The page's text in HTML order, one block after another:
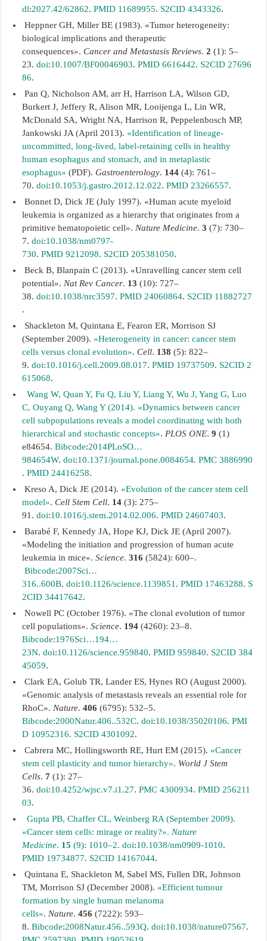
dl:2027.42/62862.PMID 11689955. S2CID 4343326.
Heppner GH, Miller BE (1983). «Tumor heterogeneity:
biological implications and therapeutic
consequences».Cancer and Metastasis Reviews.2 (1): 5–
23.doi:10.1007/BF00046903.PMID 6616442. S2CID 27696
86.
Pan Q, Nicholson AM, arr H, Harrison LA, Wilson GD,
Burkert J, Jeffery R, Alison MR, Looijenga L, Lin WR,
McDonald SA, Wright NA, Harrison R, Peppelenbosch MP,
Jankowski JA (April 2013). «Identification of lineage-
uncommitted, long-lived, label-retaining cells in healthy
human esophagus and stomach, and in metaplastic
esophagus» (PDF).Gastroenterology. 144 (4): 761–
70.doi:10.1053/j.gastro.2012.12.022.PMID 23266557.
Bonnet D, Dick JE (July 1997). «Human acute myeloid
leukemia is organized as a hierarchy that originates from a
primitive hematopoietic cell». Nature Medicine.3 (7): 730–
7.doi:10.1038/nm0797-
730.PMID 9212098. S2CID 205381050.
Beck B, Blanpain C (2013). «Unravelling cancer stem cell
potential». Nat Rev Cancer. 13 (10): 727–
38.doi:10.1038/nrc3597.PMID 24060864. S2CID 11882727
.
Shackleton M, Quintana E, Fearon ER, Morrison SJ
(September 2009). «Heterogeneity in cancer: cancer stem
cells versus clonal evolution».Cell. 138 (5): 822–
9.doi:10.1016/j.cell.2009.08.017.PMID 19737509. S2CID 2
615068.
Wang W, Quan Y, Fu Q, Liu Y, Liang Y, Wu J, Yang G, Luo
C, Ouyang Q, Wang Y (2014). «Dynamics between cancer
cell subpopulations reveals a model coordinating with both
hierarchical and stochastic concepts». PLOS ONE.9 (1)
e84654.Bibcode:2014PLoSO…
984654W.doi:10.1371/journal.pone.0084654.PMC 3886990
.PMID 24416258.
Kreso A, Dick JE (2014). «Evolution of the cancer stem cell
model».Cell Stem Cell. 14 (3): 275–
91.doi:10.1016/j.stem.2014.02.006.PMID 24607403.
Barabé F, Kennedy JA, Hope KJ, Dick JE (April 2007).
«Modeling the initiation and progression of human acute
leukemia in mice».Science.316 (5824): 600–.
Bibcode:2007Sci…
316..600B.doi:10.1126/science.1139851 .PMID 17463288. S
2CID 34417642.
Nowell PC (October 1976). «The clonal evolution of tumor
cell populations».Science. 194 (4260): 23–8.
Bibcode:1976Sci…194…
23N.doi:10.1126/science.959840.PMID 959840. S2CID 384
45059.
Clark EA, Golub TR, Lander ES, Hynes RO (August 2000).
«Genomic analysis of metastasis reveals an essential role for
RhoC». Nature.406 (6795): 532–5.
Bibcode:2000Natur.406..532C.doi:10.1038/35020106.PMI
D 10952316. S2CID 4301092.
Cabrera MC, Hollingsworth RE, Hurt EM (2015). «Cancer
stem cell plasticity and tumor hierarchy». World J Stem
Cells.7 (1): 27–
36.doi:10.4252/wjsc.v7.i1.27.PMC 4300934.PMID 256211
03.
Gupta PB, Chaffer CL, Weinberg RA (September 2009).
«Cancer stem cells: mirage or reality?». Nature
Medicine. 15 (9): 1010–2.doi:10.1038/nm0909-1010.
PMID 19734877. S2CID 14167044.
Quintana E, Shackleton M, Sabel MS, Fullen DR, Johnson
TM, Morrison SJ (December 2008). «Efficient tumour
formation by single human melanoma
cells». Nature.456 (7222): 593–
8.Bibcode:2008Natur.456..593Q.doi:10.1038/nature07567.